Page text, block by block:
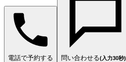
電話で予約する 問い合わせる(入力30秒)